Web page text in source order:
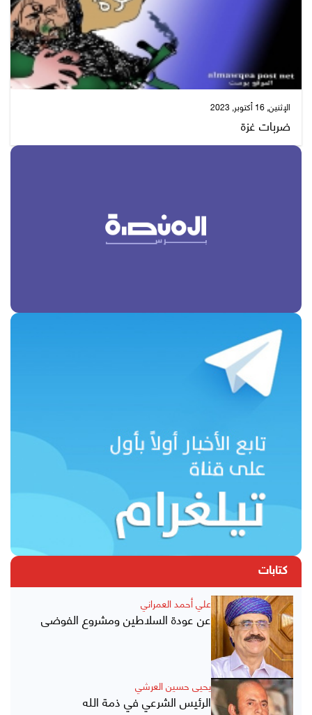
الإثنين, 16 أكتوبر, 2023
ضربات غزة
كتابات
علي أحمد العمراني
عن عودة السلاطين ومشروع الفوضى
يحيى حسين العرشي
الرئيس الشرعي في ذمة الله